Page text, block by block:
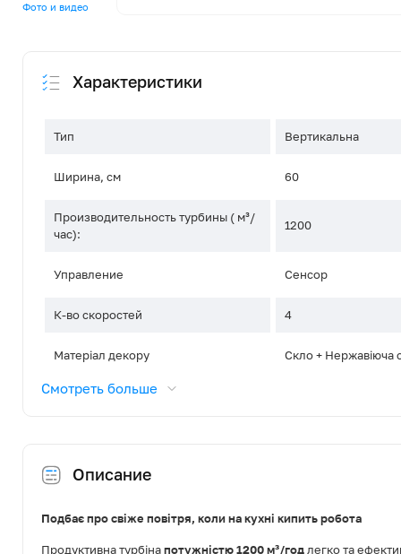
Фото и видео
Характеристики
Тип Вертикальна
Ширина, см 60
Производительность турбины ( м³/
час):
1200
Управление Сенсор
К-во скоростей 4
Матеріал декору Скло + Нержавіюча
Тип освещения
Диаметр воздуховода, мм
Режим роботи Відведення /
Смотреть больше
Описание
Подбає про свіже повітря, коли на кухні кипить робота
Продуктивна турбінапотужністю 1200 м³/годлегко та